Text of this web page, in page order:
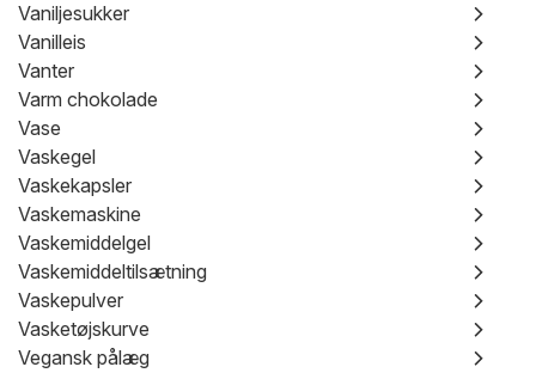
Vaniljesukker
Vanilleis
Vanter
Varm chokolade
Vase
Vaskegel
Vaskekapsler
Vaskemaskine
Vaskemiddelgel
Vaskemiddeltilsætning
Vaskepulver
Vasketøjskurve
Vegansk pålæg